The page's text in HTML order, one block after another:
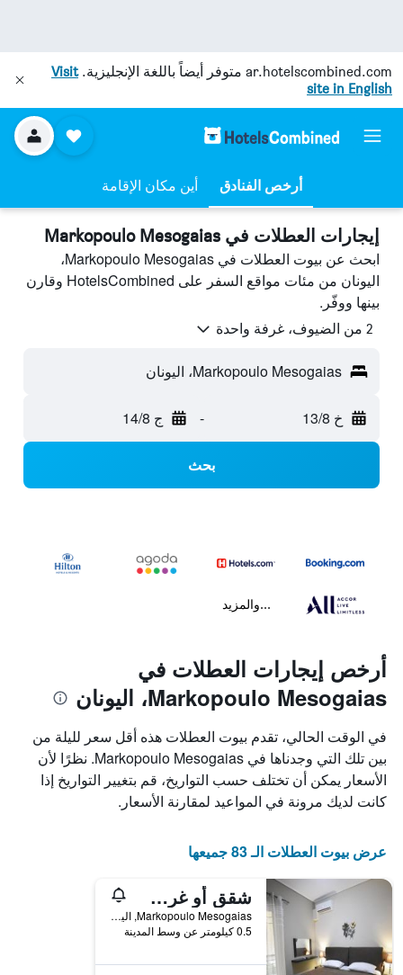
ar.hotelscombined.com متوفر أيضاً باللغة الإنجليزية.Visit
site in English
أرخص الفنادق أين مكان الإقامة
إيجارات العطلات في Markopoulo Mesogaias
ابحث عن بيوت العطلات في Markopoulo Mesogaias،
اليونان من مئات مواقع السفر على HotelsCombined وقارن
بينها ووفّر.
2 من الضيوف، غرفة واحدة
Markopoulo Mesogaias، اليونان
خ 13/8 - ج 14/8
بحث
...والمزيد
أرخص إيجارات العطلات في
Markopoulo Mesogaias، اليونان
في الوقت الحالي، تقدم بيوت العطلات هذه أقل سعر لليلة من
بين تلك التي وجدناها في Markopoulo Mesogaias. نظرًا لأن
الأسعار يمكن أن تختلف حسب التواريخ، قم بتغيير التواريخ إذا
كانت لديك مرونة في المواعيد لمقارنة الأسعار.
عرض بيوت العطلات الـ 83 جميعها
شقق أو غرف إيه آند جيه مطار أثينا
Markopoulo Mesogaias, اليونان
0.5 كيلومتر عن وسط المدينة